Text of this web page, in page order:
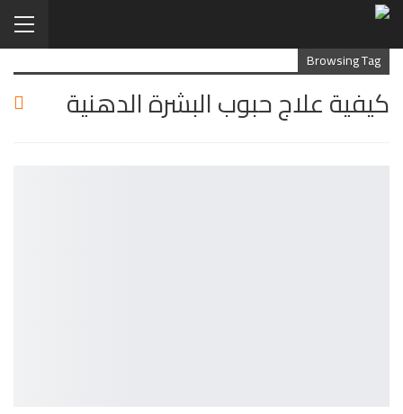
Browsing Tag
كيفية علاج حبوب البشرة الدهنية